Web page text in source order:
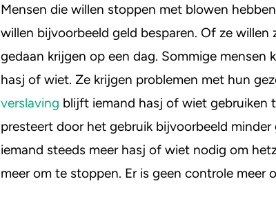
1. Zelf minderen of stoppen
2. Een zelftest doen
3. Afspraak maken met de huisarts
4. Een zelfhulpprogramma volgen
5. Adviesgesprek met een
6. Zelfhulp groep
7. Een behandeling volgen bij een
Effecten en voordelen van stoppen met
Mensen die willen stoppen met blowen
willen bijvoorbeeld geld besparen. Of ze willen
gedaan krijgen op een dag. Sommige mensen
hasj of wiet. Ze krijgen problemen met hun
verslaving blijft iemand hasj of wiet gebruiken
presteert door het gebruik bijvoorbeeld
iemand steeds meer hasj of wiet nodig om
meer om te stoppen. Er is geen controle meer